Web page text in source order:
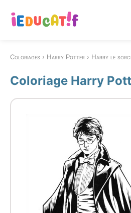
Coloriages Harry Potter Harry le
Coloriage Harry